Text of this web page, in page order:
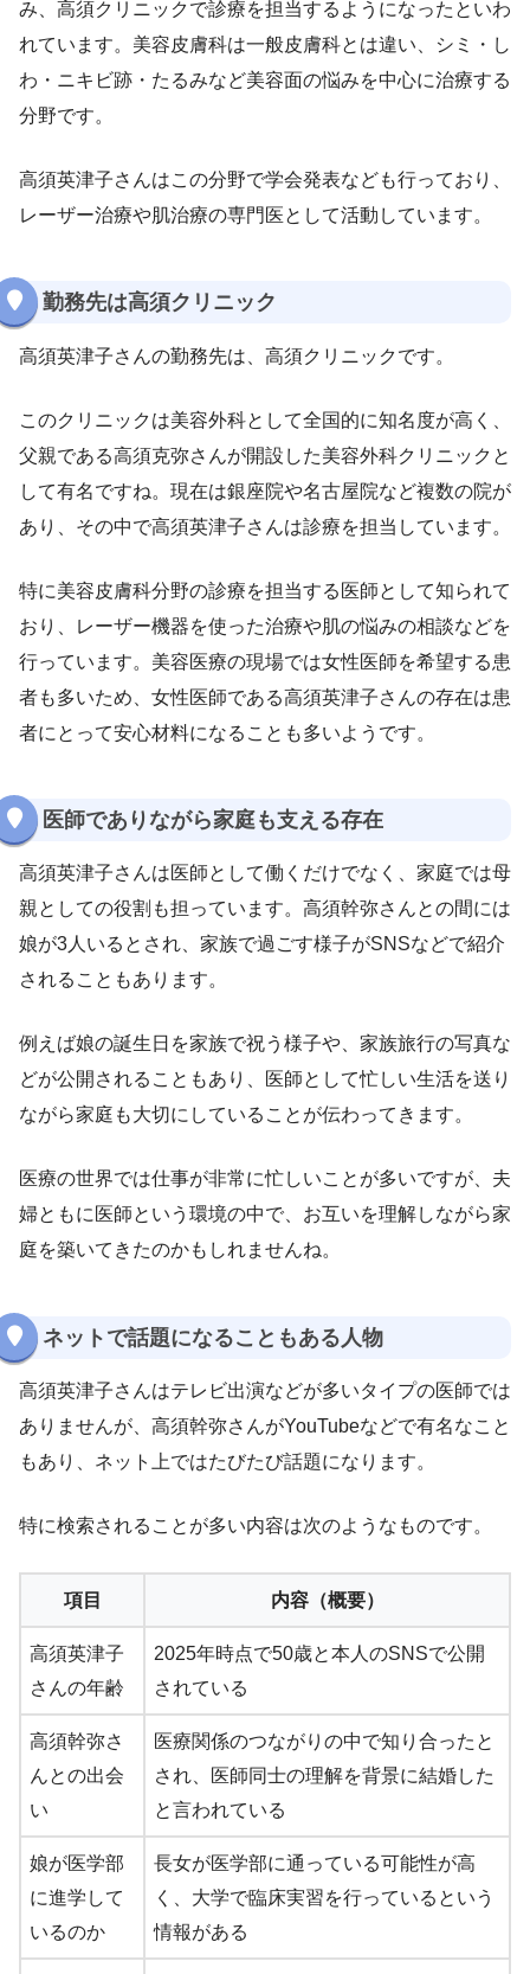
み、高須クリニックで診療を担当するようになったといわ
れています。美容皮膚科は一般皮膚科とは違い、シミ・し
わ・ニキビ跡・たるみなど美容面の悩みを中心に治療する
分野です。
高須英津子さんはこの分野で学会発表なども行っており、
レーザー治療や肌治療の専門医として活動しています。
勤務先は高須クリニック
高須英津子さんの勤務先は、高須クリニックです。
このクリニックは美容外科として全国的に知名度が高く、
父親である高須克弥さんが開設した美容外科クリニックと
して有名ですね。現在は銀座院や名古屋院など複数の院が
あり、その中で高須英津子さんは診療を担当しています。
特に美容皮膚科分野の診療を担当する医師として知られて
おり、レーザー機器を使った治療や肌の悩みの相談などを
行っています。美容医療の現場では女性医師を希望する患
者も多いため、女性医師である高須英津子さんの存在は患
者にとって安心材料になることも多いようです。
医師でありながら家庭も支える存在
高須英津子さんは医師として働くだけでなく、家庭では母
親としての役割も担っています。高須幹弥さんとの間には
娘が3人いるとされ、家族で過ごす様子がSNSなどで紹介
されることもあります。
例えば娘の誕生日を家族で祝う様子や、家族旅行の写真な
どが公開されることもあり、医師として忙しい生活を送り
ながら家庭も大切にしていることが伝わってきます。
医療の世界では仕事が非常に忙しいことが多いですが、夫
婦ともに医師という環境の中で、お互いを理解しながら家
庭を築いてきたのかもしれませんね。
ネットで話題になることもある人物
高須英津子さんはテレビ出演などが多いタイプの医師では
ありませんが、高須幹弥さんがYouTubeなどで有名なこと
もあり、ネット上ではたびたび話題になります。
特に検索されることが多い内容は次のようなものです。
項目 内容（概要）
高須英津子
さんの年齢
2025年時点で50歳と本人のSNSで公開
されている
高須幹弥さ
んとの出会
い
医療関係のつながりの中で知り合ったと
され、医師同士の理解を背景に結婚した
と言われている
娘が医学部
に進学して
いるのか
長女が医学部に通っている可能性が高
く、大学で臨床実習を行っているという
情報がある